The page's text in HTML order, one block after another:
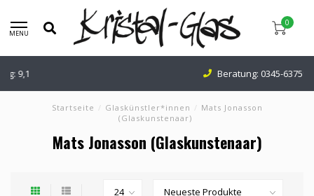
MENU
0
0345-637599
Startseite / Glaskünstler*innen / Mats Jonasson
(Glaskunstenaar)
Mats Jonasson (Glaskunstenaar)